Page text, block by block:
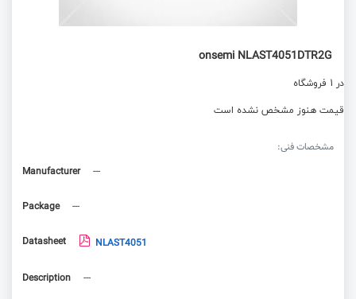
onsemi NLAST4051DTR2G
در 1 فروشگاه
قیمت هنوز مشخص نشده است
مشخصات فنی:
Manufacturer
---
Package ---
Datasheet NLAST4051
Description ---